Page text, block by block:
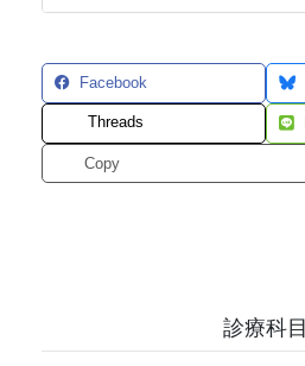
Facebook
Threads
Copy
診療科目